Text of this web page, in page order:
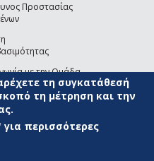
Προστασίας
με την Ομάδα
του site(link sends e-mail)
τη συγκατάθεσή
τη μέτρηση και την
για περισσότερες